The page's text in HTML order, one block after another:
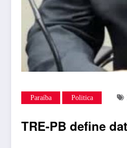
Paraíba Politica
TRE-PB define